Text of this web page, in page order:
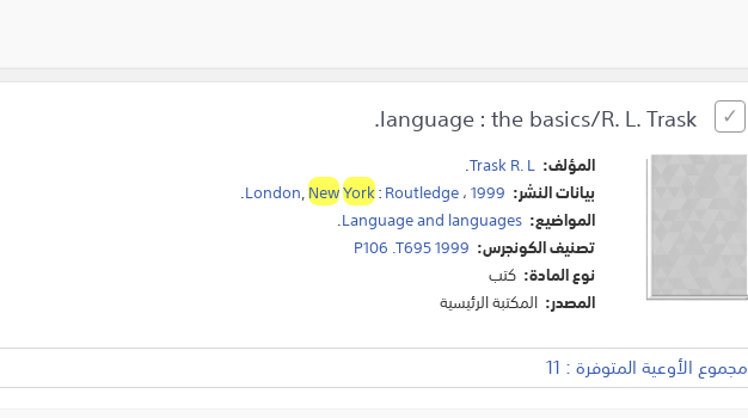
language : the basics/R. L. Trask.
المؤلف: Trask R. L
.
بيانات النشر:
London,NewYork:Routledge،1999
.
المواضيع: Language and languages
.
تصنيف الكونجرس: P106 .T695 1999
نوع المادة: كتب
المصدر: المكتبة الرئيسية
مجموع الأوعية المتوفرة : 11